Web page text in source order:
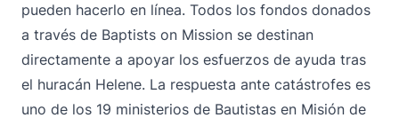
pueden hacerlo en línea. Todos los fondos donados
a través de Baptists on Mission se destinan
directamente a apoyar los esfuerzos de ayuda tras
el huracán Helene. La respuesta ante catástrofes es
uno de los 19 ministerios de Bautistas en Misión de